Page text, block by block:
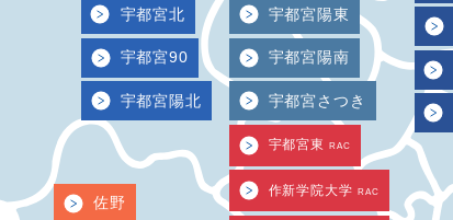
宇都宮北
宇都宮90
宇都宮陽北
宇都宮陽東
宇都宮陽南
宇都宮さつき
宇都宮東 RAC
作新学院大学 RAC
佐野